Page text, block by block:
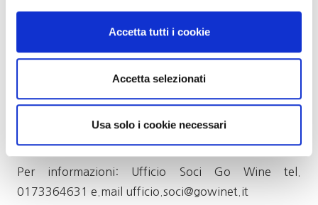
Accetta tutti i cookie
Accetta selezionati
Usa solo i cookie necessari
Costo della serata: € 43 per i soci; € 48 per gli ospiti.
I posti sono limitati e, viste anche le nuove
disposizioni, è necessaria la prenotazione
contattando la sede di Go Wine al numero 0173
Per informazioni: Ufficio Soci Go Wine tel.
0173364631 e.mail ufficio.soci@gowinet.it